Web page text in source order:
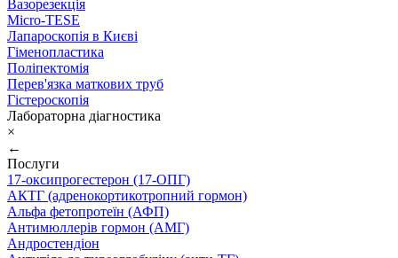
Вазорезекція
Micro-TESE
Лапароскопія в Києві
Гіменопластика
Поліпектомія
Перев'язка маткових труб
Гістероскопія
Лабораторна діагностика
×
←
Послуги
17-оксипрогестерон (17-ОПГ)
АКТГ (адренокортикотропний гормон)
Альфа фетопротеїн (АФП)
Антимюллерів гормон (АМГ)
Андростендіон